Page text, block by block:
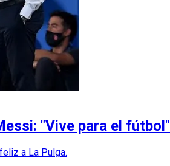
"Vive para el fútbol"
a La Pulga.